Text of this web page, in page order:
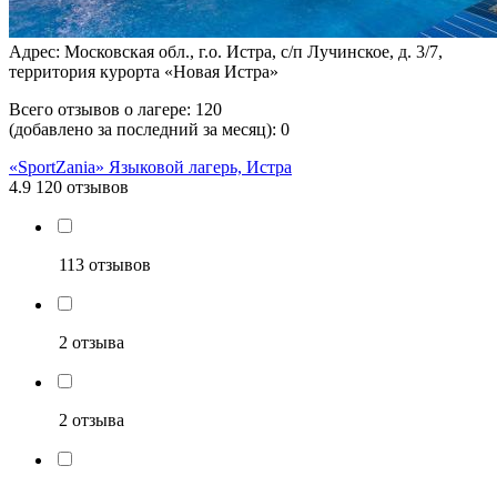
Адрес: Московская обл., г.о. Истра, с/п Лучинское, д. 3/7,
территория курорта «Новая Истра»
Всего отзывов о лагере: 120
(добавлено за последний за месяц): 0
«SportZania» Языковой лагерь, Истра
4.9 120 отзывов
113 отзывов
2 отзыва
2 отзыва